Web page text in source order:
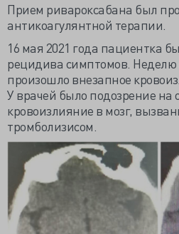
Прием ривароксабана был
антикоагулянтной терапии.
16 мая 2021 года пациентка
рецидива симптомов. Неделю
произошло внезапное
У врачей было подозрение на
кровоизлияние в мозг,
тромболизисом.